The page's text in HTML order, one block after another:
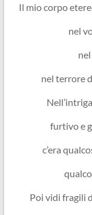
Il mio corpo
nel
nel terrore
furtivo e
c’era
Poi vidi fragili